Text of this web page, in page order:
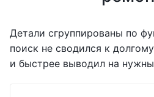
Детали сгруппированы по
поиск не сводился к
и быстрее выводил на